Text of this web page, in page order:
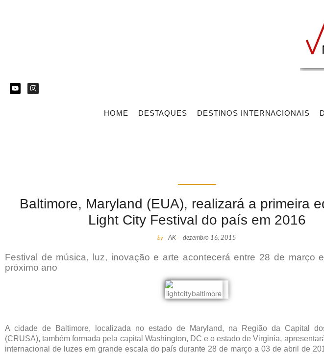
HOME DESTAQUES DESTINOS INTERNACIONAIS
Baltimore, Maryland (EUA), realizará a primeira
Light City Festival do país em 2016
by AK- dezembro 16, 2015
Festival de música, luz, inovação e arte acontecerá entre 28 de março
próximo ano
A cidade de Baltimore, localizada no estado de Maryland, na Região da Capital
(CRUSA), também formada pela capital Washington, DC e o estado de Virginia,
internacional de luzes em grande escala do país durante 28 de março a 03 de abril de